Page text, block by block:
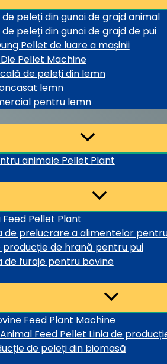
de peleți din gunoi de grajd animal
de peleți din gunoi de grajd de pui
Pellet de luare a mașinii
Pellet Machine
de peleți din lemn
lemn
pentru lemn
animale Pellet Plant
Pellet Plant
de prelucrare a alimentelor
producție de hrană pentru pui
de furaje pentru bovine
Feed Plant Machine
Feed Pellet Linia de
de peleți din biomasă